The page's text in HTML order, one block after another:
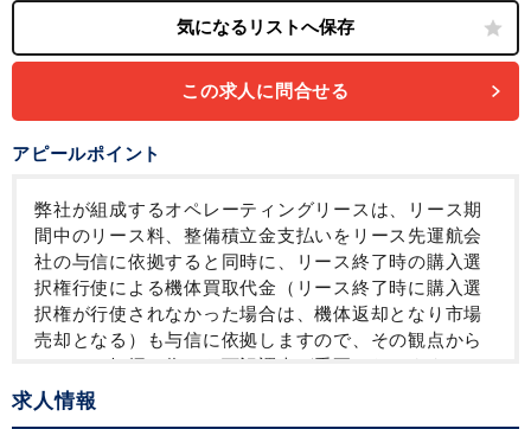
この求人に問合せる
アピールポイント
弊社が組成するオペレーティングリースは、リース期
間中のリース料、整備積立金支払いをリース先運航会
社の与信に依拠すると同時に、リース終了時の購入選
択権行使による機体買取代金（リース終了時に購入選
択権が行使されなかった場合は、機体返却となり市場
売却となる）も与信に依拠しますので、その観点から
のリスク把握の為にも下記調査が重要になります。リ
ース先は、現在 100%海外の運航会社となる為、実務
レベルの英語力も必要となります。
求人情報